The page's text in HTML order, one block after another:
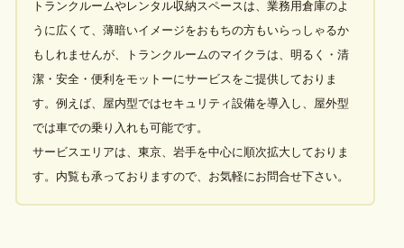
トランクルームやレンタル収納スペースは、業務用倉庫のよ
うに広くて、薄暗いイメージをおもちの方もいらっしゃるか
もしれませんが、トランクルームのマイクラは、明るく・清
潔・安全・便利をモットーにサービスをご提供しておりま
す。例えば、屋内型ではセキュリティ設備を導入し、屋外型
では車での乗り入れも可能です。
サービスエリアは、東京、岩手を中心に順次拡大しておりま
す。内覧も承っておりますので、お気軽にお問合せ下さい。